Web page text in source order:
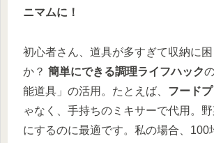
ニマムに！
初心者さん、道具が多すぎて収納に
か？ 簡単にできる調理ライフハック
能道具」の活用。たとえば、 フード
ゃなく、手持ちのミキサーで代用。
にするのに最適です。私の場合、100